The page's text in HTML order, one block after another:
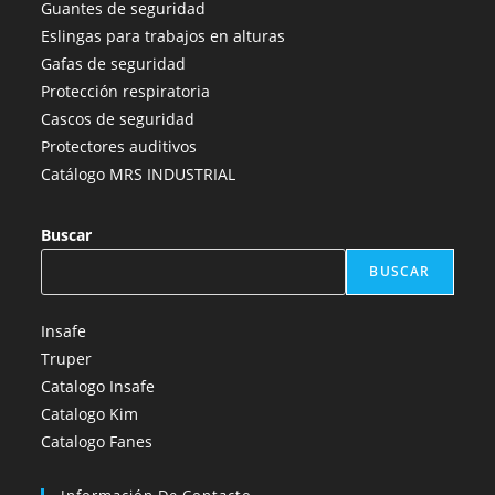
nueva
pestaña
nueva
pestaña
nueva
pestaña
nueva
Guantes de seguridad
Eslingas para trabajos en alturas
Gafas de seguridad
Protección respiratoria
Cascos de seguridad
Protectores auditivos
Catálogo MRS INDUSTRIAL
Buscar
BUSCAR
Insafe
Truper
Catalogo Insafe
Catalogo Kim
Catalogo Fanes